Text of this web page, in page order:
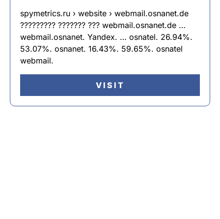
spymetrics.ru › website › webmail.osnanet.de
????????? ??????? ??? webmail.osnanet.de …
webmail.osnanet. Yandex. … osnatel. 26.94%.
53.07%. osnanet. 16.43%. 59.65%. osnatel
webmail.
VISIT